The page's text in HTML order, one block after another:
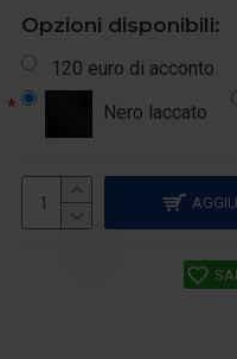
Opzioni disponibili:
120 euro di acconto
Nero laccato